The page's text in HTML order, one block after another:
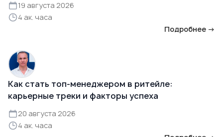
19 августа 2026
4 ак. часа
Подробнее →
Как стать топ-менеджером в ритейле:
карьерные треки и факторы успеха
20 августа 2026
4 ак. часа